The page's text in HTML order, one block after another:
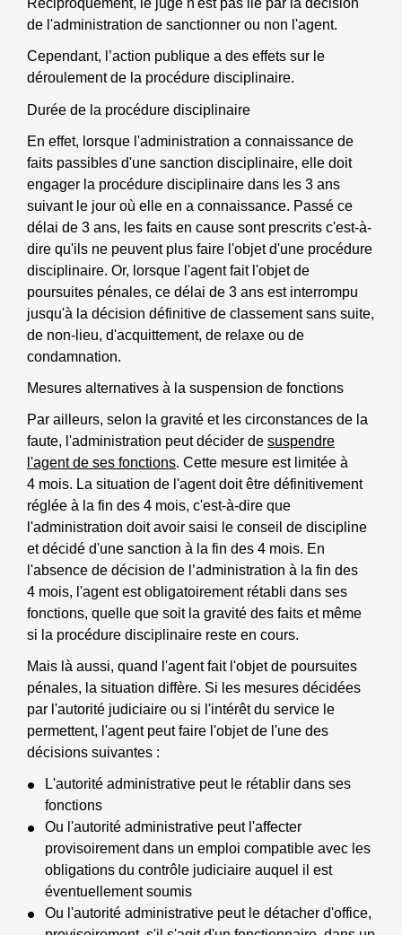
Réciproquement, le juge n'est pas lié par la décision
de l'administration de sanctionner ou non l'agent.
Cependant, l’action publique a des effets sur le
déroulement de la procédure disciplinaire.
Durée de la procédure disciplinaire
En effet, lorsque l'administration a connaissance de
faits passibles d'une sanction disciplinaire, elle doit
engager la procédure disciplinaire dans les 3 ans
suivant le jour où elle en a connaissance. Passé ce
délai de 3 ans, les faits en cause sont prescrits c'est-à-
dire qu'ils ne peuvent plus faire l'objet d'une procédure
disciplinaire. Or, lorsque l'agent fait l'objet de
poursuites pénales, ce délai de 3 ans est interrompu
jusqu'à la décision définitive de classement sans suite,
de non-lieu, d'acquittement, de relaxe ou de
condamnation.
Mesures alternatives à la suspension de fonctions
Par ailleurs, selon la gravité et les circonstances de la
faute, l'administration peut décider de suspendre
l'agent de ses fonctions. Cette mesure est limitée à
4 mois. La situation de l'agent doit être définitivement
réglée à la fin des 4 mois, c'est-à-dire que
l'administration doit avoir saisi le conseil de discipline
et décidé d'une sanction à la fin des 4 mois. En
l'absence de décision de l’administration à la fin des
4 mois, l'agent est obligatoirement rétabli dans ses
fonctions, quelle que soit la gravité des faits et même
si la procédure disciplinaire reste en cours.
Mais là aussi, quand l'agent fait l'objet de poursuites
pénales, la situation diffère. Si les mesures décidées
par l'autorité judiciaire ou si l'intérêt du service le
permettent, l'agent peut faire l'objet de l'une des
décisions suivantes :
L'autorité administrative peut le rétablir dans ses
fonctions
Ou l'autorité administrative peut l'affecter
provisoirement dans un emploi compatible avec les
obligations du contrôle judiciaire auquel il est
éventuellement soumis
Ou l'autorité administrative peut le détacher d'office,